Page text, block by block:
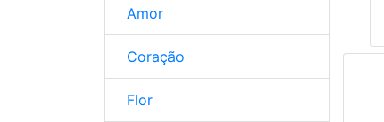
Amor
Coração
Flor